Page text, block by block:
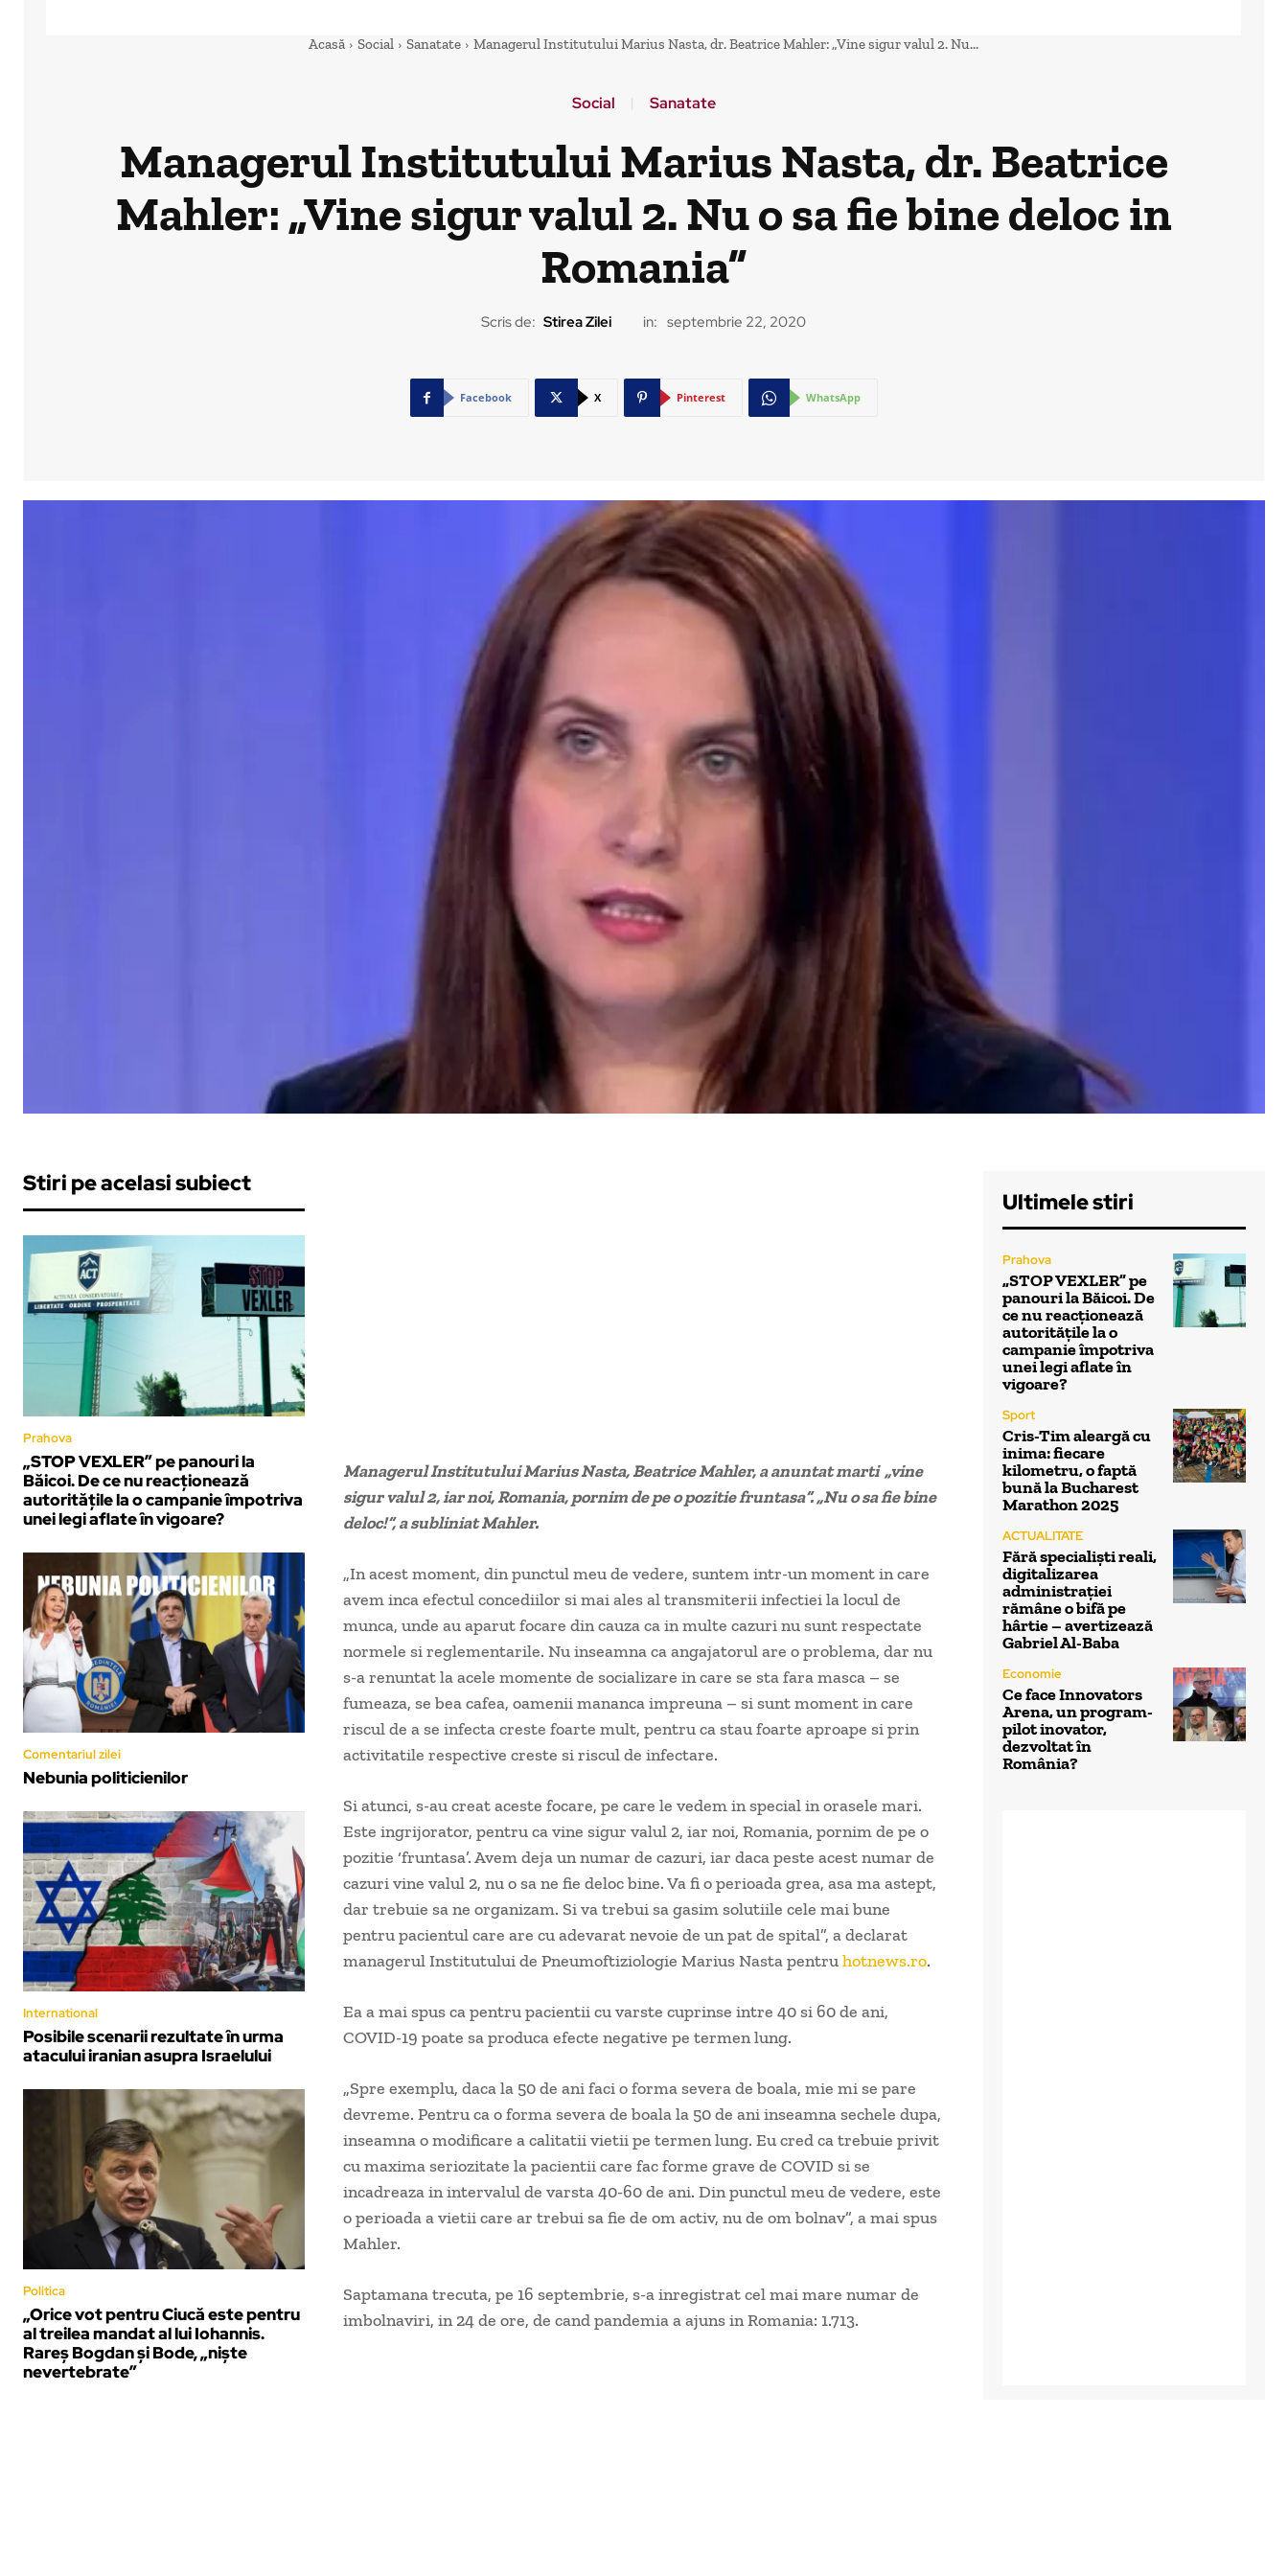
Acasă Social Sanatate Managerul Institutului Marius Nasta, dr. Beatrice Mahler: „Vine sigur valul 2. Nu...
Social Sanatate
Managerul Institutului Marius Nasta, dr. Beatrice
Mahler: „Vine sigur valul 2. Nu o sa fie bine deloc in
Romania”
Scris de: Stirea Zilei in: septembrie 22, 2020
Facebook X Pinterest WhatsApp
Stiri pe acelasi subiect
Prahova
„STOP VEXLER” pe panouri la
Băicoi. De ce nu reacționează
autoritățile la o campanie împotriva
unei legi aflate în vigoare?
Comentariul zilei
Nebunia politicienilor
International
Posibile scenarii rezultate în urma
atacului iranian asupra Israelului
Politica
„Orice vot pentru Ciucă este pentru
al treilea mandat al lui Iohannis.
Rareș Bogdan și Bode, „niște
nevertebrate”
Managerul Institutului Marius Nasta, Beatrice Mahler, a anuntat marti „vine
sigur valul 2, iar noi, Romania, pornim de pe o pozitie fruntasa”. „Nu o sa fie bine
deloc!”, a subliniat Mahler.
„In acest moment, din punctul meu de vedere, suntem intr-un moment in care
avem inca efectul concediilor si mai ales al transmiterii infectiei la locul de
munca, unde au aparut focare din cauza ca in multe cazuri nu sunt respectate
normele si reglementarile. Nu inseamna ca angajatorul are o problema, dar nu
s-a renuntat la acele momente de socializare in care se sta fara masca – se
fumeaza, se bea cafea, oamenii mananca impreuna – si sunt moment in care
riscul de a se infecta creste foarte mult, pentru ca stau foarte aproape si prin
activitatile respective creste si riscul de infectare.
Si atunci, s-au creat aceste focare, pe care le vedem in special in orasele mari.
Este ingrijorator, pentru ca vine sigur valul 2, iar noi, Romania, pornim de pe o
pozitie ‘fruntasa’. Avem deja un numar de cazuri, iar daca peste acest numar de
cazuri vine valul 2, nu o sa ne fie deloc bine. Va fi o perioada grea, asa ma astept,
dar trebuie sa ne organizam. Si va trebui sa gasim solutiile cele mai bune
pentru pacientul care are cu adevarat nevoie de un pat de spital”, a declarat
managerul Institutului de Pneumoftiziologie Marius Nasta pentruhotnews.ro.
Ea a mai spus ca pentru pacientii cu varste cuprinse intre 40 si 60 de ani,
COVID-19 poate sa produca efecte negative pe termen lung.
„Spre exemplu, daca la 50 de ani faci o forma severa de boala, mie mi se pare
devreme. Pentru ca o forma severa de boala la 50 de ani inseamna sechele dupa,
inseamna o modificare a calitatii vietii pe termen lung. Eu cred ca trebuie privit
cu maxima seriozitate la pacientii care fac forme grave de COVID si se
incadreaza in intervalul de varsta 40-60 de ani. Din punctul meu de vedere, este
o perioada a vietii care ar trebui sa fie de om activ, nu de om bolnav”, a mai spus
Mahler.
Saptamana trecuta, pe 16 septembrie, s-a inregistrat cel mai mare numar de
imbolnaviri, in 24 de ore, de cand pandemia a ajuns in Romania: 1.713.
Ultimele stiri
Prahova
„STOP VEXLER” pe
panouri la Băicoi. De
ce nu reacționează
autoritățile la o
campanie împotriva
unei legi aflate în
vigoare?
Sport
Cris-Tim aleargă cu
inima: fiecare
kilometru, o faptă
bună la Bucharest
Marathon 2025
ACTUALITATE
Fără specialiști reali,
digitalizarea
administrației
rămâne o bifă pe
hârtie – avertizează
Gabriel Al-Baba
Economie
Ce face Innovators
Arena, un program-
pilot inovator,
dezvoltat în
România?